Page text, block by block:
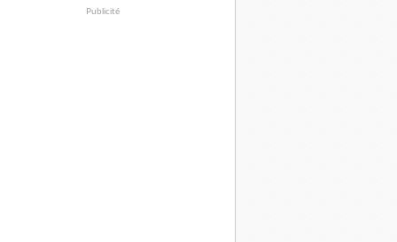
Publicité